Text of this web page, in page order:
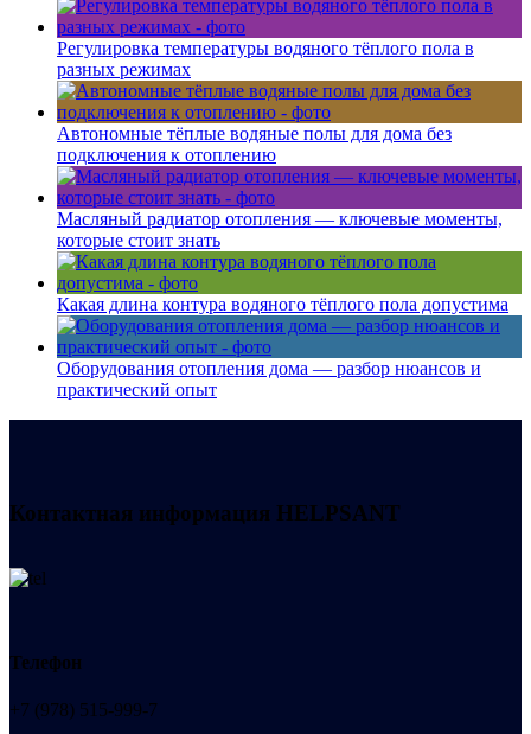
Регулировка температуры водяного тёплого пола в
разных режимах
Автономные тёплые водяные полы для дома без
подключения к отоплению
Масляный радиатор отопления — ключевые моменты,
которые стоит знать
Какая длина контура водяного тёплого пола допустима
Оборудования отопления дома — разбор нюансов и
практический опыт
Контактная информация HELPSANT
Телефон
+7 (978) 515-999-7